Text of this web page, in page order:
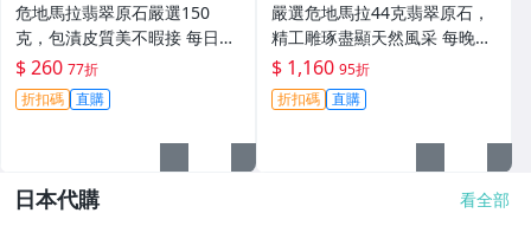
危地馬拉翡翠原石嚴選150
克，包漬皮質美不暇接 每日拍
賣晚11點截標 真實成交 危地
馬拉、翡翠原石、包漿皮
$ 260 77折
折扣碼 直購
嚴選危地馬拉44克翡翠原石，
精工雕琢盡顯天然風采 每晚11
點截標 日拍推薦 危地馬拉 翡
翠原石 雕琢作品
$ 1,160 95折
折扣碼 直購
日本代購 看全部